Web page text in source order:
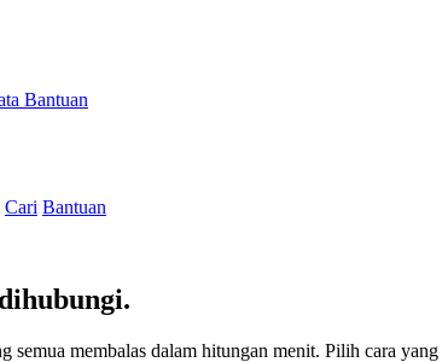
Bantuan
Cari Bantuan
semua membalas dalam hitungan menit. Pilih cara